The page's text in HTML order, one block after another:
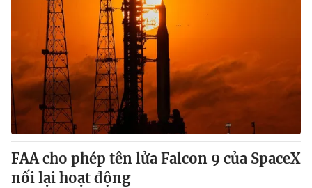
Theo dõi báo trên
Cơ quan chủ quản:Đài Truyền hình Việt Nam
Cơ quan báo chí:
Thời báo VTV
Giấy phép hoạt động báo in và báo điện tử số 483/GP-BTTTT
cấp ngày 29/12/2023
Tổng Biên tập:Vũ Thanh Thủy
Phó Tổng Biên tập:Nguyễn Thị Mỹ Hạnh, Phạm Quốc Thắng,
Nguyễn Trọng Ninh
FAA cho phép tên lửa Falcon 9 của SpaceX
nối lại hoạt động